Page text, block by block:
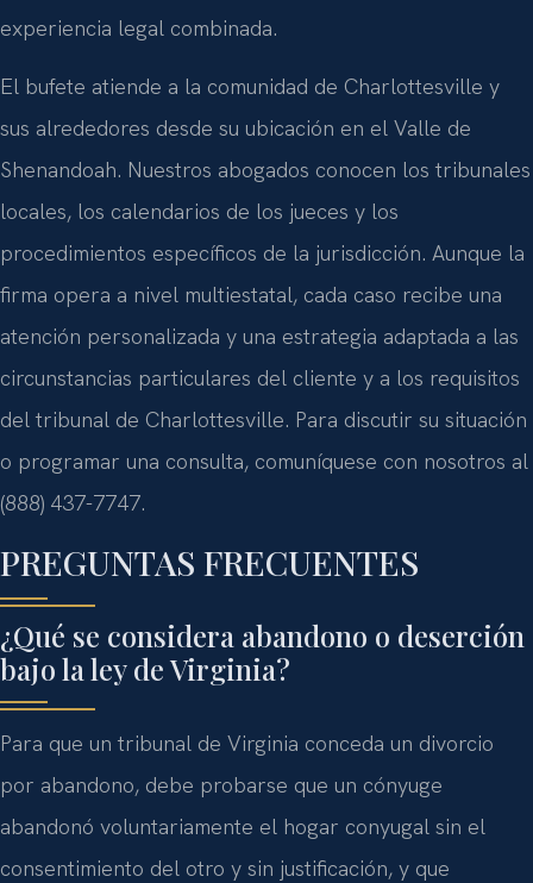
experiencia legal combinada.
El bufete atiende a la comunidad de Charlottesville y
sus alrededores desde su ubicación en el Valle de
Shenandoah. Nuestros abogados conocen los tribunales
locales, los calendarios de los jueces y los
procedimientos específicos de la jurisdicción. Aunque la
firma opera a nivel multiestatal, cada caso recibe una
atención personalizada y una estrategia adaptada a las
circunstancias particulares del cliente y a los requisitos
del tribunal de Charlottesville. Para discutir su situación
o programar una consulta, comuníquese con nosotros al
(888) 437-7747.
PREGUNTAS FRECUENTES
¿Qué se considera abandono o deserción
bajo la ley de Virginia?
Para que un tribunal de Virginia conceda un divorcio
por abandono, debe probarse que un cónyuge
abandonó voluntariamente el hogar conyugal sin el
consentimiento del otro y sin justificación, y que